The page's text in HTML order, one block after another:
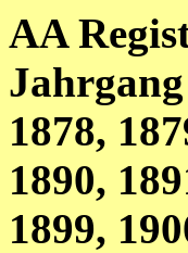
AA
Jahrgang
1878,
1890,
1899,